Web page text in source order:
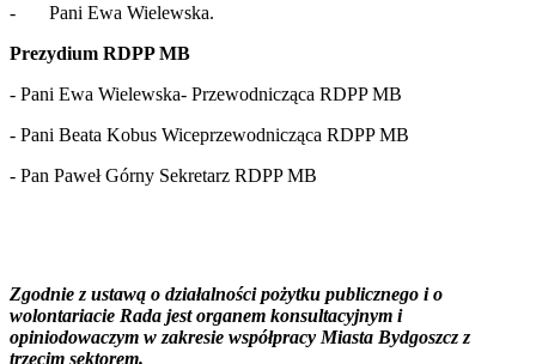
- Pani Ewa Wielewska.
Prezydium RDPP MB
- Pani Ewa Wielewska- Przewodnicząca RDPP MB
- Pani Beata Kobus Wiceprzewodnicząca RDPP MB
- Pan Paweł Górny Sekretarz RDPP MB
Zgodnie z ustawą o działalności pożytku publicznego i o
wolontariacie Rada jest organem konsultacyjnym i
opiniodowaczym w zakresie współpracy Miasta Bydgoszcz z
trzecim sektorem.